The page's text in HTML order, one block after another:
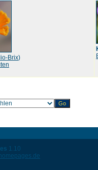
Brix)
1.10